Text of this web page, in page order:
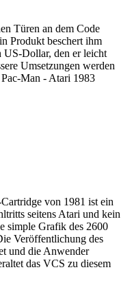
Türen an dem Code
Produkt beschert ihm
Dollar, den er leicht
Umsetzungen werden
von 1981 ist ein
seitens Atari und kein
simple Grafik des 2600
Veröffentlichung des
und die Anwender
das VCS zu diesem